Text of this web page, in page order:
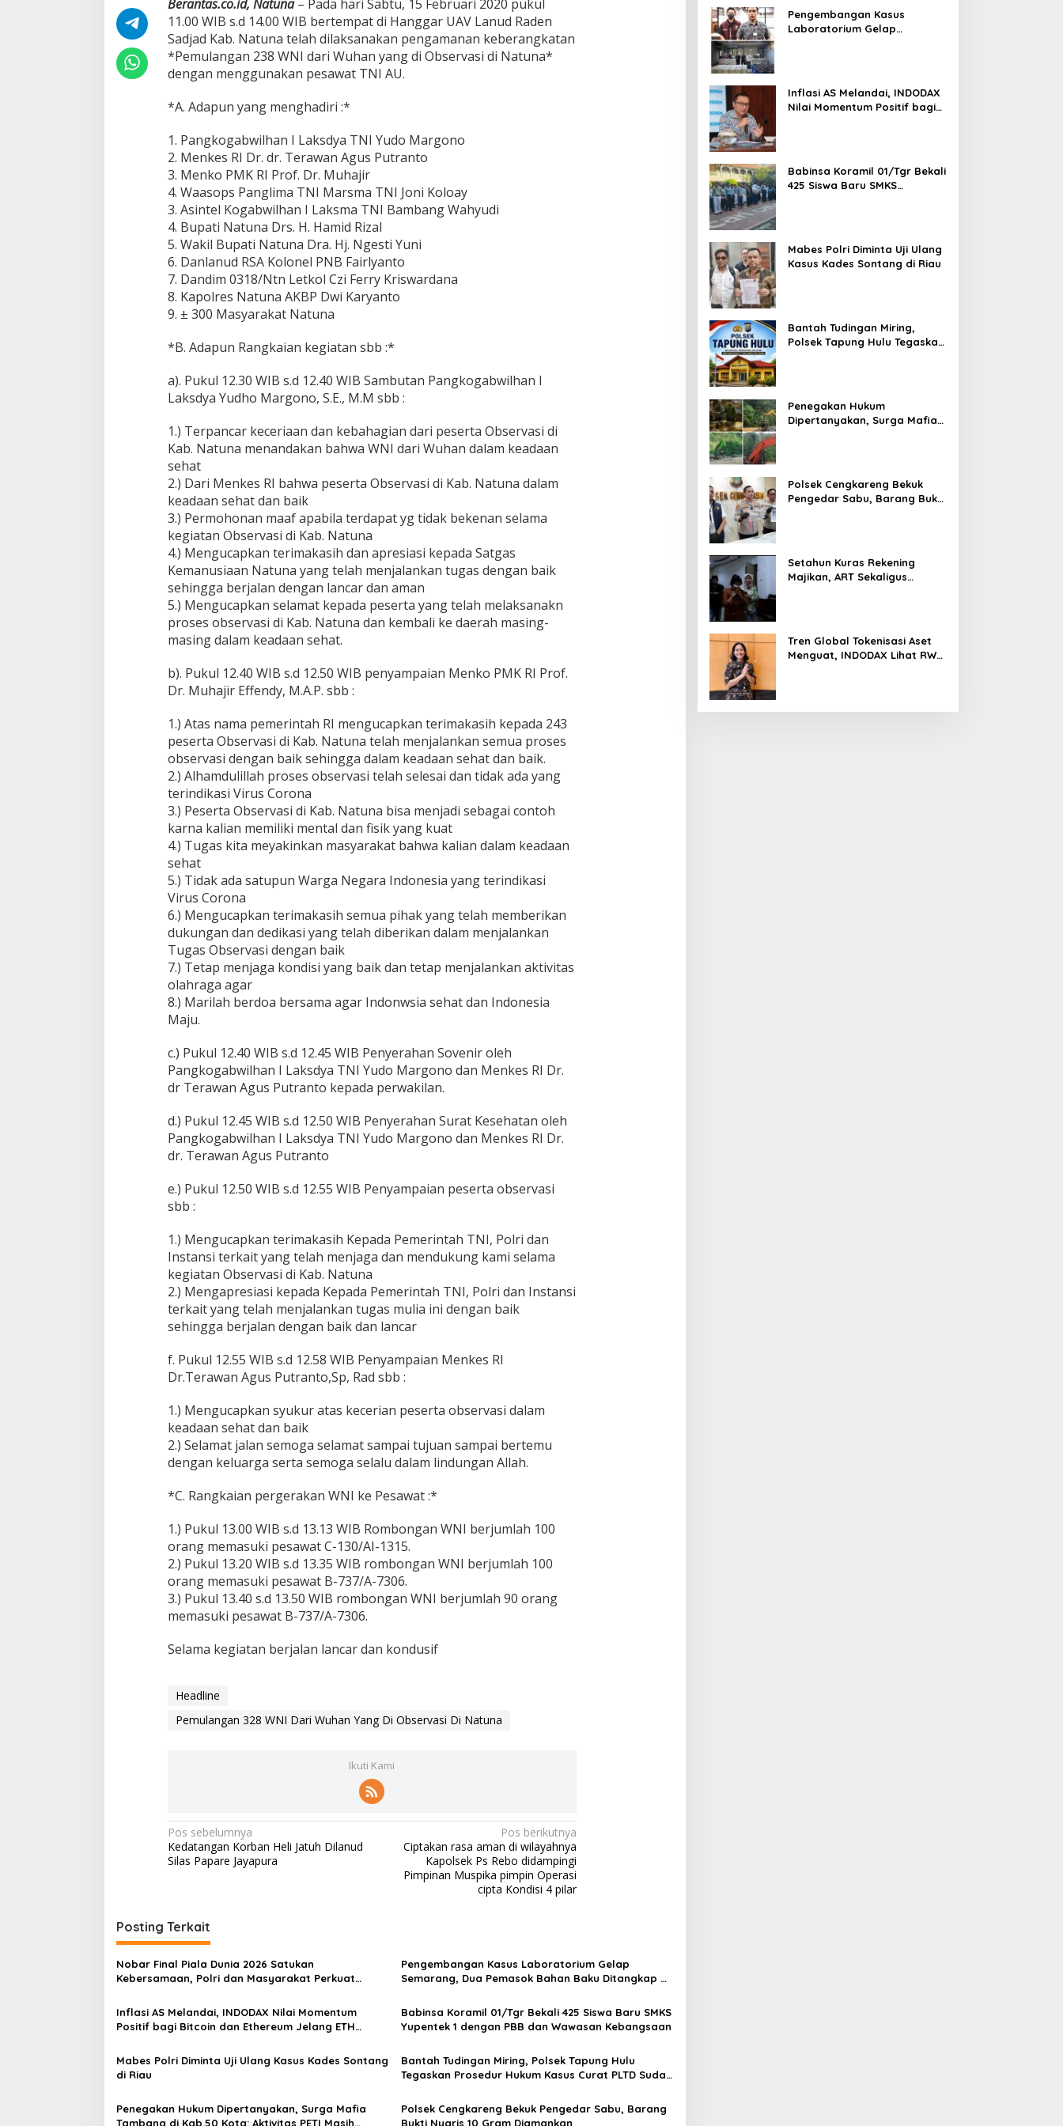
D
a
r
i
W
u
a
a
n
g
D
i
O
b
s
e
r
a
s
D
N
a
t
n
a
Berantas.co.id, Natuna– Pada hari Sabtu, 15 Februari 2020 pukul
11.00 WIB s.d 14.00 WIB bertempat di Hanggar UAV Lanud Raden
Sadjad Kab. Natuna telah dilaksanakan pengamanan keberangkatan
*Pemulangan 238 WNI dari Wuhan yang di Observasi di Natuna*
dengan menggunakan pesawat TNI AU.
*A. Adapun yang menghadiri :*
1. Pangkogabwilhan I Laksdya TNI Yudo Margono
2. ‎Menkes RI Dr. dr. Terawan Agus Putranto
3. ‎Menko PMK RI Prof. Dr. Muhajir
4. ‎Waasops Panglima TNI Marsma TNI Joni Koloay
3. Asintel Kogabwilhan I Laksma TNI Bambang Wahyudi
4. Bupati Natuna Drs. H. Hamid Rizal
5. ‎Wakil Bupati Natuna Dra. Hj. Ngesti Yuni
6. Danlanud RSA Kolonel PNB Fairlyanto
7. Dandim 0318/Ntn Letkol Czi Ferry Kriswardana
8. Kapolres Natuna AKBP Dwi Karyanto
9. ‎± 300 Masyarakat Natuna
*B. Adapun Rangkaian kegiatan sbb :*
a). Pukul 12.30 WIB s.d 12.40 WIB Sambutan Pangkogabwilhan I
Laksdya Yudho Margono, S.E., M.M sbb :
1.) Terpancar keceriaan dan kebahagian dari peserta Observasi di
Kab. Natuna menandakan bahwa WNI dari Wuhan dalam keadaan
sehat
2.) Dari Menkes RI bahwa peserta Observasi di Kab. Natuna dalam
keadaan sehat dan baik
3.) Permohonan maaf apabila terdapat yg tidak bekenan selama
kegiatan Observasi di Kab. Natuna
4.) Mengucapkan terimakasih dan apresiasi kepada Satgas
Kemanusiaan Natuna yang telah menjalankan tugas dengan baik
sehingga berjalan dengan lancar dan aman
5.) Mengucapkan selamat kepada peserta yang telah melaksanakn
proses observasi di Kab. Natuna dan kembali ke daerah masing-
masing dalam keadaan sehat.
b). Pukul 12.40 WIB s.d 12.50 WIB penyampaian Menko PMK RI Prof.
Dr. Muhajir Effendy, M.A.P. sbb :
1.) Atas nama pemerintah RI mengucapkan terimakasih kepada 243
peserta Observasi di Kab. Natuna telah menjalankan semua proses
observasi dengan baik sehingga dalam keadaan sehat dan baik.
2.) Alhamdulillah proses observasi telah selesai dan tidak ada yang
terindikasi Virus Corona
3.) Peserta Observasi di Kab. Natuna bisa menjadi sebagai contoh
karna kalian memiliki mental dan fisik yang kuat
4.) Tugas kita meyakinkan masyarakat bahwa kalian dalam keadaan
sehat
5.) Tidak ada satupun Warga Negara Indonesia yang terindikasi
Virus Corona
6.) Mengucapkan terimakasih semua pihak yang telah memberikan
dukungan dan dedikasi yang telah diberikan dalam menjalankan
Tugas Observasi dengan baik
7.) Tetap menjaga kondisi yang baik dan tetap menjalankan aktivitas
olahraga agar
8.) Marilah berdoa bersama agar Indonwsia sehat dan Indonesia
Maju.
c.) Pukul 12.40 WIB s.d 12.45 WIB Penyerahan Sovenir oleh
Pangkogabwilhan I Laksdya TNI Yudo Margono dan Menkes RI Dr.
dr Terawan Agus Putranto kepada perwakilan.
d.) Pukul 12.45 WIB s.d 12.50 WIB Penyerahan Surat Kesehatan oleh
Pangkogabwilhan I Laksdya TNI Yudo Margono dan Menkes RI Dr.
dr. Terawan Agus Putranto
e.) Pukul 12.50 WIB s.d 12.55 WIB Penyampaian peserta observasi
sbb :
1.) Mengucapkan terimakasih Kepada Pemerintah TNI, Polri dan
Instansi terkait yang telah menjaga dan mendukung kami selama
kegiatan Observasi di Kab. Natuna
2.) Mengapresiasi kepada Kepada Pemerintah TNI, Polri dan Instansi
terkait yang telah menjalankan tugas mulia ini dengan baik
sehingga berjalan dengan baik dan lancar
f. Pukul 12.55 WIB s.d 12.58 WIB Penyampaian Menkes RI
Dr.Terawan Agus Putranto,Sp, Rad sbb :
1.) Mengucapkan syukur atas kecerian peserta observasi dalam
keadaan sehat dan baik
2.) Selamat jalan semoga selamat sampai tujuan sampai bertemu
dengan keluarga serta semoga selalu dalam lindungan Allah.
*C. Rangkaian pergerakan WNI ke Pesawat :*
1.) Pukul 13.00 WIB s.d 13.13 WIB Rombongan WNI berjumlah 100
orang memasuki pesawat C-130/AI-1315.
2.) Pukul 13.20 WIB s.d 13.35 WIB rombongan WNI berjumlah 100
orang memasuki pesawat B-737/A-7306.
3.) Pukul 13.40 s.d 13.50 WIB rombongan WNI berjumlah 90 orang
memasuki pesawat B-737/A-7306.
Selama kegiatan berjalan lancar dan kondusif
Headline
Pemulangan 328 WNI Dari Wuhan Yang Di Observasi Di Natuna
Ikuti Kami
N
a
g
a
s
i
p
o
s
Pos sebelumnya
Kedatangan Korban Heli Jatuh Dilanud
Silas Papare Jayapura
Pos berikutnya
Ciptakan rasa aman di wilayahnya
Kapolsek Ps Rebo didampingi
Pimpinan Muspika pimpin Operasi
cipta Kondisi 4 pilar
Posting Terkait
Nobar Final Piala Dunia 2026 Satukan
Kebersamaan, Polri dan Masyarakat Perkuat
Pengembangan Kasus Laboratorium Gelap
Semarang, Dua Pemasok Bahan Baku Ditangkap di
Inflasi AS Melandai, INDODAX Nilai Momentum
Positif bagi Bitcoin dan Ethereum Jelang ETH
Babinsa Koramil 01/Tgr Bekali 425 Siswa Baru SMKS
Yupentek 1 dengan PBB dan Wawasan Kebangsaan
Mabes Polri Diminta Uji Ulang Kasus Kades Sontang
di Riau
Bantah Tudingan Miring, Polsek Tapung Hulu
Tegaskan Prosedur Hukum Kasus Curat PLTD Sudah
Penegakan Hukum Dipertanyakan, Surga Mafia
Tambang di Kab.50 Kota: Aktivitas PETI Masih
Polsek Cengkareng Bekuk Pengedar Sabu, Barang
Bukti Nyaris 10 Gram Diamankan
Pengembangan Kasus
Laboratorium Gelap
Bahan Baku
Inflasi AS Melandai, INDODAX
Nilai Momentum Positif bagi
Babinsa Koramil 01/Tgr Bekali
425 Siswa Baru SMKS
Mabes Polri Diminta Uji Ulang
Kasus Kades Sontang di Riau
Bantah Tudingan Miring,
Polsek Tapung Hulu Tegaskan
Penegakan Hukum
Dipertanyakan, Surga Mafia
Rusak
Polsek Cengkareng Bekuk
Pengedar Sabu, Barang Bukti
Setahun Kuras Rekening
Majikan, ART Sekaligus
Tren Global Tokenisasi Aset
Menguat, INDODAX Lihat RWA